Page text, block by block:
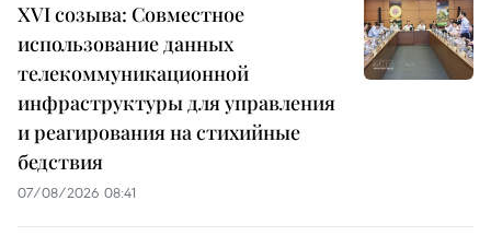
XVI созыва: Совместное
использование данных
телекоммуникационной
инфраструктуры для управления
и реагирования на стихийные
бедствия
07/08/2026 08:41